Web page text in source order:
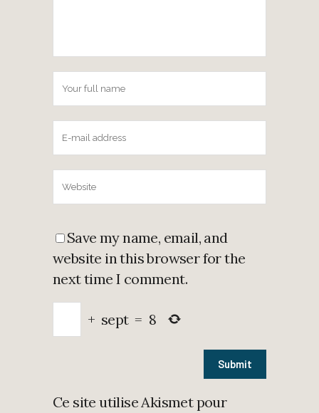
Save my name, email, and
website in this browser for the
next time I comment.
+ sept = 8
Ce site utilise Akismet pour